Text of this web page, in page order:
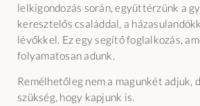
lelkigondozás során, együttérzünk a
keresztelős családdal, a
lévőkkel. Ez egy segítő foglalkozás,
folyamatosan adunk.
Remélhetőleg nem a magunkét adjuk,
szükség, hogy kapjunk is.